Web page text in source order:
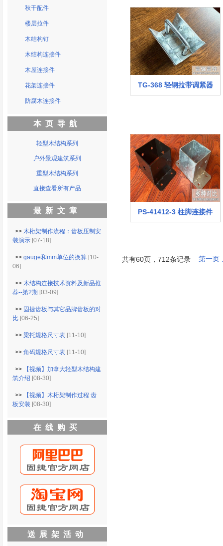
TG-368 轻钢拉带调紧器
PS-41412-3 柱脚连接件
共有60页，712条记录 第一页
秋千配件
楼层拉件
木结构钉
木结构连接件
木屋连接件
花架连接件
防腐木连接件
本页导航
轻型木结构系列
户外景观建筑系列
重型木结构系列
直接查看所有产品
最新文章
>> 木桁架制作流程：齿板压制安
装演示 [07-18]
>> gauge和mm单位的换算 [10-
06]
>> 木结构连接技术资料及新品推
荐--第2期 [03-09]
>> 固捷齿板与其它品牌齿板的对
比 [06-25]
>> 梁托规格尺寸表 [11-10]
>> 角码规格尺寸表 [11-10]
>>
【视频】加拿大轻型木结构建
筑介绍 [08-30]
>>
【视频】木桁架制作过程 齿
板安装 [08-30]
在线购买
送展架活动